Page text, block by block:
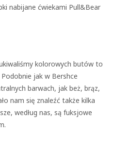
nabijane ćwiekami Pull&Bear
kolorowych butów to
jak w Bershce
barwach, jak beż, brąz,
nam się znaleźć także kilka
według nas, są fuksjowe